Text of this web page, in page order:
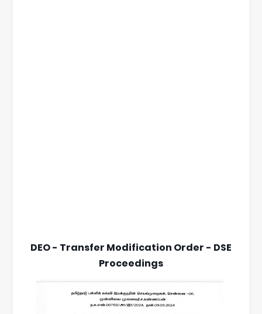
DEO - Transfer Modification Order - DSE
Proceedings